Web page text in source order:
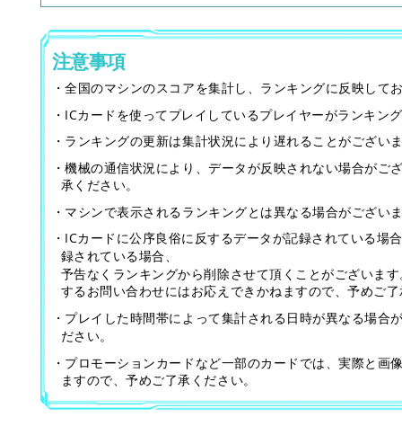
注意事項
・全国のマシンのスコアを集計し、ランキングに反映して
・ICカードを使ってプレイしているプレイヤーがランキン
・ランキングの更新は集計状況により遅れることがござい
・機械の通信状況により、データが反映されない場合がご
承ください。
・マシンで表示されるランキングとは異なる場合がござい
・ICカードに公序良俗に反するデータが記録されている場
録されている場合、
予告なくランキングから削除させて頂くことがございま
するお問い合わせにはお応えできかねますので、予めご
・プレイした時間帯によって集計される日時が異なる場合
ださい。
・プロモーションカードなど一部のカードでは、実際と画
ますので、予めご了承ください。